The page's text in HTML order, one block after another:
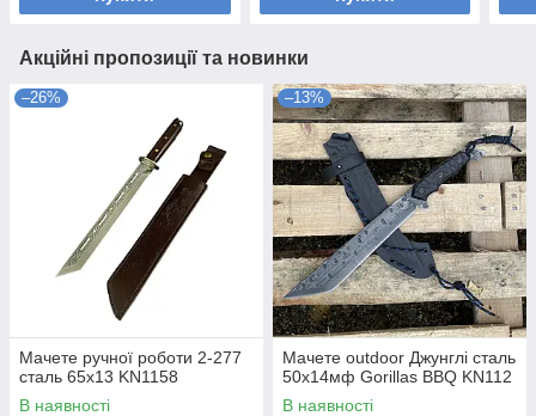
Акційні пропозиції та новинки
–26%
Мачете ручної роботи 2-277
сталь 65х13 KN1158
В наявності
–13%
Мачете outdoor Джунглі сталь
50х14мф Gorillas BBQ KN112
В наявності